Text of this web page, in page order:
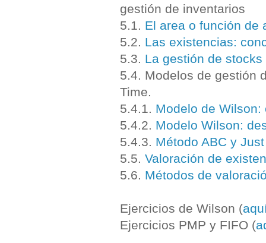
gestión de inventarios
5.1. El area o función de
5.2. Las existencias:
5.3. La gestión de
5.4. Modelos de gestión
Time.
5.4.1. Modelo de
5.4.2. Modelo Wilson:
5.4.3. Método ABC y
5.5. Valoración de
5.6. Métodos de
Ejercicios de Wilson (
Ejercicios PMP y FIFO (